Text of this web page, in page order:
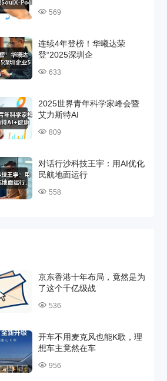
569
连续4年登榜！华曦达荣
登“2025深圳企
633
2025世界青年科学家峰会暨
艾力斯特AI
809
对话行沙科技王宇：用AI优化
民航地面运行
558
京东香港十年布局，竟然是为
了这个千亿级战
536
开车不用麦克风也能K歌，理
想车主竟然在车
956